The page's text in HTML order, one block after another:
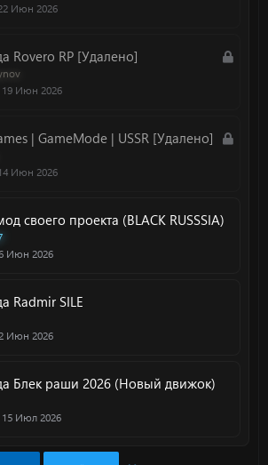
т
Июн 2026
З
т
Rovero RP [Удалено]
19 Июн 2026
З
| GameMode | USSR [Удалено]
Июн 2026
своего проекта (BLACK RUSSSIA)
Июн 2026
Radmir SILE
2 Июн 2026
Блек раши 2026 (Новый движок)
15 Июл 2026